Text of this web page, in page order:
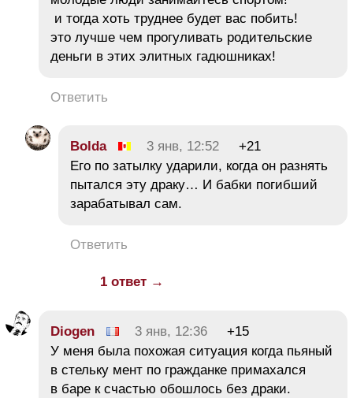
и тогда хоть труднее будет вас побить!
это лучше чем прогуливать родительские
деньги в этих элитных гадюшниках!
Ответить
Bolda 3 янв, 12:52
+21
Его по затылку ударили, когда он разнять
пытался эту драку… И бабки погибший
зарабатывал сам.
Ответить
1 ответ →
Diogen 3 янв, 12:36
+15
У меня была похожая ситуация когда пьяный
в стельку мент по гражданке примахался
в баре к счастью обошлось без драки.